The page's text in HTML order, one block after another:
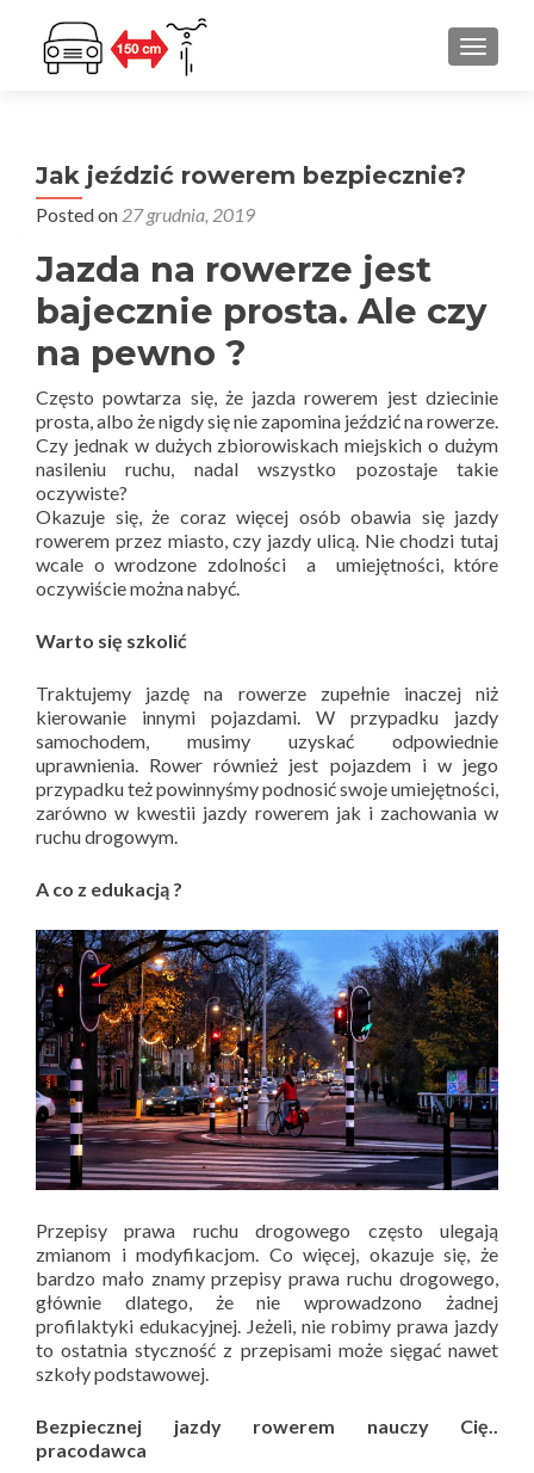
Jak jeździć rowerem bezpiecznie?
Posted on 27 grudnia, 2019
Jazda na rowerze jest
bajecznie prosta. Ale czy
na pewno ?
Często powtarza się, że jazda rowerem jest dziecinie
prosta, albo że nigdy się nie zapomina jeździć na rowerze.
Czy jednak w dużych zbiorowiskach miejskich o dużym
nasileniu ruchu, nadal wszystko pozostaje takie
oczywiste?
Okazuje się, że coraz więcej osób obawia się jazdy
rowerem przez miasto, czy jazdy ulicą. Nie chodzi tutaj
wcale o wrodzone zdolności a umiejętności, które
oczywiście można nabyć.
Warto się szkolić
Traktujemy jazdę na rowerze zupełnie inaczej niż
kierowanie innymi pojazdami. W przypadku jazdy
samochodem, musimy uzyskać odpowiednie
uprawnienia. Rower również jest pojazdem i w jego
przypadku też powinnyśmy podnosić swoje umiejętności,
zarówno w kwestii jazdy rowerem jak i zachowania w
ruchu drogowym.
A co z edukacją ?
Przepisy prawa ruchu drogowego często ulegają
zmianom i modyfikacjom. Co więcej, okazuje się, że
bardzo mało znamy przepisy prawa ruchu drogowego,
głównie dlatego, że nie wprowadzono żadnej
profilaktyki edukacyjnej. Jeżeli, nie robimy prawa jazdy
to ostatnia styczność z przepisami może sięgać nawet
szkoły podstawowej.
Bezpiecznej jazdy rowerem nauczy Cię..
pracodawca